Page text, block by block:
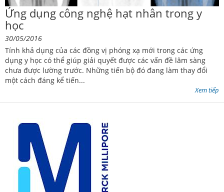
Ứng dụng công nghệ hạt nhân trong y
học
30/05/2016
Tính khả dụng của các đồng vị phóng xạ mới trong các ứng
dụng y học có thể giúp giải quyết được các vấn đề lâm sàng
chưa được lường trước. Những tiến bộ đó đang làm thay đổi
một cách đáng kể tiến...
Xem tiếp